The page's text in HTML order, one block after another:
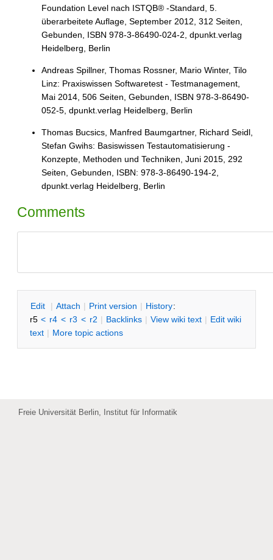
Foundation Level nach ISTQB® -Standard, 5.
überarbeitete Auflage, September 2012, 312 Seiten,
Gebunden, ISBN 978-3-86490-024-2, dpunkt.verlag
Heidelberg, Berlin
Andreas Spillner, Thomas Rossner, Mario Winter, Tilo
Linz: Praxiswissen Softwaretest - Testmanagement,
Mai 2014, 506 Seiten, Gebunden, ISBN 978-3-86490-
052-5, dpunkt.verlag Heidelberg, Berlin
Thomas Bucsics, Manfred Baumgartner, Richard Seidl,
Stefan Gwihs: Basiswissen Testautomatisierung -
Konzepte, Methoden und Techniken, Juni 2015, 292
Seiten, Gebunden, ISBN: 978-3-86490-194-2,
dpunkt.verlag Heidelberg, Berlin
Comments
Edit | Attach | Print version | History:
r5 < r4 < r3 < r2 | Backlinks | View wiki text | Edit wiki
text | More topic actions
Freie Universität Berlin, Institut für Informatik